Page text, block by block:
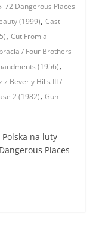
72 Dangerous Places
(1999),Cast
,Cut From a
/ Four Brothers
(1956),
z Beverly Hills III /
2 (1982),Gun
na luty
Places